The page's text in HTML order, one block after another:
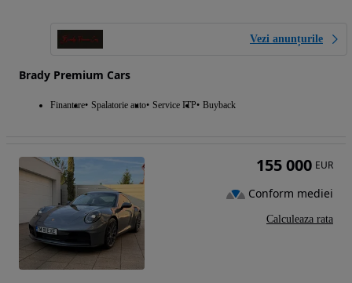
Vezi anunțurile
Brady Premium Cars
Finantare Spalatorie auto Service ITP Buyback
155 000 EUR
Conform mediei
Calculeaza rata